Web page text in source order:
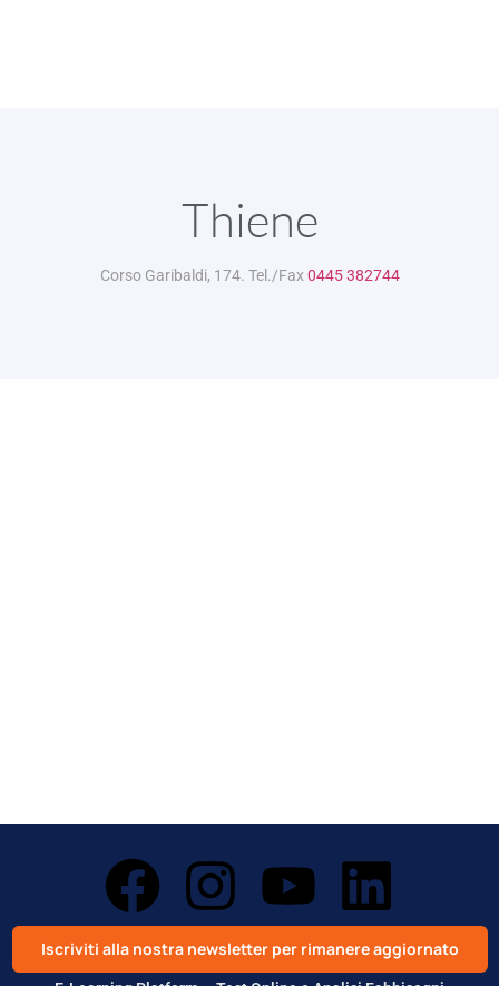
Thiene
Corso Garibaldi, 174. Tel./Fax0445 382744
Iscriviti alla nostra newsletter per rimanere aggiornato